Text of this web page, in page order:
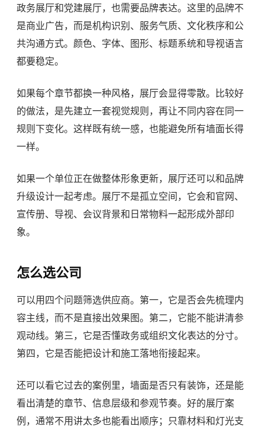
政务展厅和党建展厅，也需要品牌表达。这里的品牌不
是商业广告，而是机构识别、服务气质、文化秩序和公
共沟通方式。颜色、字体、图形、标题系统和导视语言
都要稳定。
如果每个章节都换一种风格，展厅会显得零散。比较好
的做法，是先建立一套视觉规则，再让不同内容在同一
规则下变化。这样既有统一感，也能避免所有墙面长得
一样。
如果一个单位正在做整体形象更新，展厅还可以和品牌
升级设计一起考虑。展厅不是孤立空间，它会和官网、
宣传册、导视、会议背景和日常物料一起形成外部印
象。
怎么选公司
可以用四个问题筛选供应商。第一，它是否会先梳理内
容主线，而不是直接出效果图。第二，它能不能讲清参
观动线。第三，它是否懂政务或组织文化表达的分寸。
第四，它是否能把设计和施工落地衔接起来。
还可以看它过去的案例里，墙面是否只有装饰，还是能
看出清楚的章节、信息层级和参观节奏。好的展厅案
例，通常不用讲太多也能看出顺序；只靠材料和灯光支